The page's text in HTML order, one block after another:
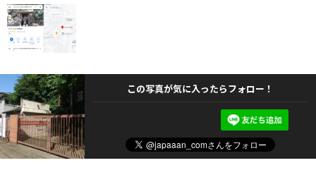
この写真が気に入ったらフォロー！